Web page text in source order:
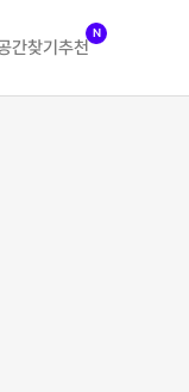
간찾기 추천
N